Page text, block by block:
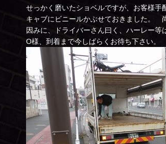
せっかく磨いたショベルですが、お客様手
キャブにビニールかぶせておきました。
因みに、ドライバーさん曰く、ハーレー等
O様、到着まで今しばらくお待ち下さい。